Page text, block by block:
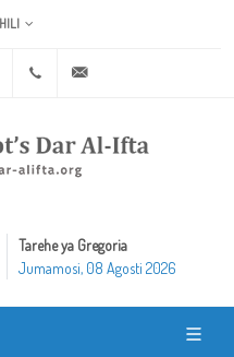
Youtube +20 2 25970400
Tarehe ya Gregoria
Jumamosi, 08 Agosti 2026